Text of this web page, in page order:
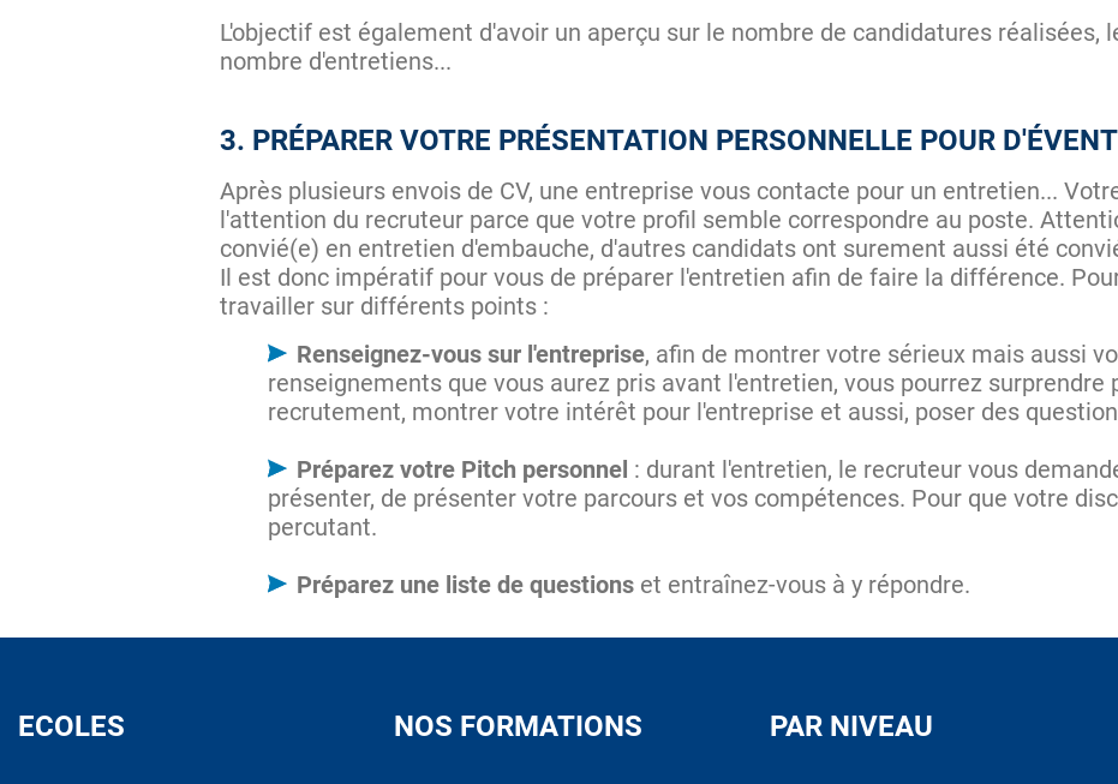
L'objectif est également d'avoir un aperçu sur le nombre de candidatures réalisées,
nombre d'entretiens...
3. PRÉPARER VOTRE PRÉSENTATION PERSONNELLE POUR
Après plusieurs envois de CV, une entreprise vous contacte pour un entretien...
l'attention du recruteur parce que votre profil semble correspondre au poste.
convié(e) en entretien d'embauche, d'autres candidats ont surement aussi été
Il est donc impératif pour vous de préparer l'entretien afin de faire la différence.
travailler sur différents points :
Renseignez-vous sur l'entreprise, afin de montrer votre sérieux mais aussi
renseignements que vous aurez pris avant l'entretien, vous pourrez surprendre
recrutement, montrer votre intérêt pour l'entreprise et aussi, poser des
Préparez votre Pitch personnel : durant l'entretien, le recruteur vous
présenter, de présenter votre parcours et vos compétences. Pour que votre
percutant.
Préparez une liste de questions et entraînez-vous à y répondre.
ECOLES NOS FORMATIONS PAR NIVEAU